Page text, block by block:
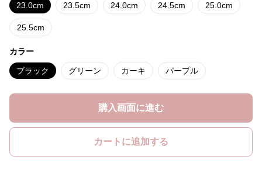
23.0cm 23.5cm 24.0cm 24.5cm 25.0cm
25.5cm
カラー
ブラック グリーン カーキ パープル
購入画面に進む
カートに追加する